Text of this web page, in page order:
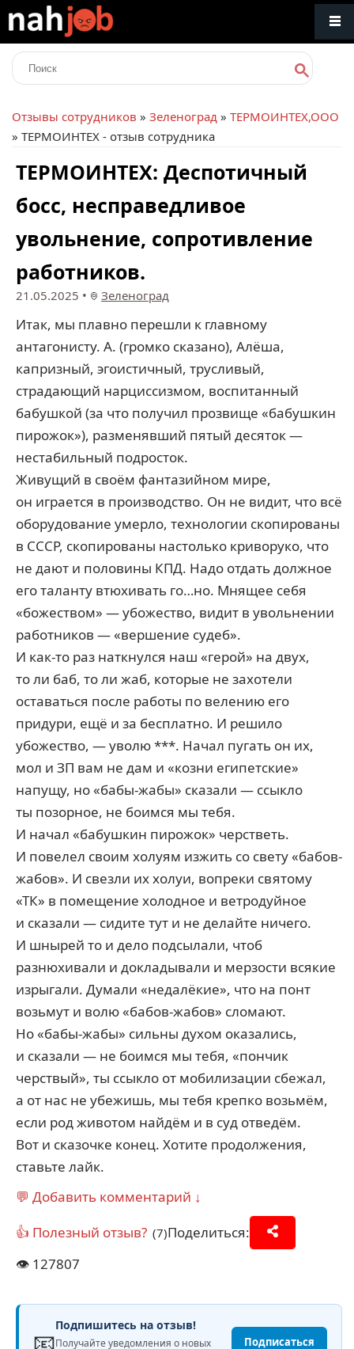
Отзывы сотрудников » Зеленоград » ТЕРМОИНТЕХ,ООО
» ТЕРМОИНТЕХ - отзыв сотрудника
ТЕРМОИНТЕХ: Деспотичный
босс, несправедливое
увольнение, сопротивление
работников.
21.05.2025 • Зеленоград
Итак, мы плавно перешли к главному
антагонисту. А. (громко сказано), Алёша,
капризный, эгоистичный, трусливый,
страдающий нарциссизмом, воспитанный
бабушкой (за что получил прозвище «бабушкин
пирожок»), разменявший пятый десяток —
нестабильный подросток.
Живущий в своём фантазийном мире,
он играется в производство. Он не видит, что всё
оборудование умерло, технологии скопированы
в СССР, скопированы настолько криворуко, что
не дают и половины КПД. Надо отдать должное
его таланту втюхивать го…но. Мнящее себя
«божеством» — убожество, видит в увольнении
работников — «вершение судеб».
И как-то раз наткнулся наш «герой» на двух,
то ли баб, то ли жаб, которые не захотели
оставаться после работы по велению его
придури, ещё и за бесплатно. И решило
убожество, — уволю ***. Начал пугать он их,
мол и ЗП вам не дам и «козни египетские»
напущу, но «бабы-жабы» сказали — ссыкло
ты позорное, не боимся мы тебя.
И начал «бабушкин пирожок» черстветь.
И повелел своим холуям изжить со свету «бабов-
жабов». И свезли их холуи, вопреки святому
«ТК» в помещение холодное и ветродуйное
и сказали — сидите тут и не делайте ничего.
И шнырей то и дело подсылали, чтоб
разнюхивали и докладывали и мерзости всякие
изрыгали. Думали «недалёкие», что на понт
возьмут и волю «бабов-жабов» сломают.
Но «бабы-жабы» сильны духом оказались,
и сказали — не боимся мы тебя, «пончик
черствый», ты ссыкло от мобилизации сбежал,
а от нас не убежишь, мы тебя крепко возьмём,
если род животом найдём и в суд отведём.
Вот и сказочке конец. Хотите продолжения,
ставьте лайк.
💬 Добавить комментарий ↓
👍 Полезный отзыв? (7)Поделиться:
👁️ 127807
📧
Подпишитесь на отзыв!
Получайте уведомления о новых
Подписаться